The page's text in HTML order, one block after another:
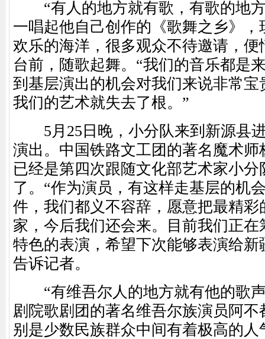
“有人的地方就有歌，有歌的地方
一唱起他自己创作的《歌舞之乡》
欢乐的海洋，很多观众不待邀请，便
台前，随歌起舞。“我们的音乐都是
到基层演出的机会对我们来说非常宝
我们的艺术就失去了根。”
5月25日晚，小分队来到新源县
演出。中国铁路文工团的著名魔术师
已经是第四次跟随文化部艺术家小分
了。“作为演员，有这样走基层的机
件，我们都义不容辞，愿意把最精彩
家，今后我们还会来。目前我们正
特色的表演，希望下次能够表演给新
告诉记者。
“有维吾尔人的地方就有他的歌声
剧院歌剧团的著名维吾尔族演员阿
别是少数民族群众中间有着极高的